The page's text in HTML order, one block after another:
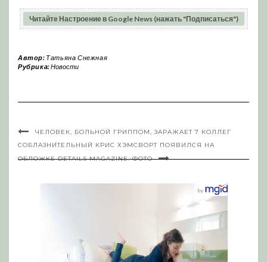
Читайте Настроение в Google News (нажать "Подписаться")
Автор: Татьяна Снежная
Рубрика:Новости
ЧЕЛОВЕК, БОЛЬНОЙ ГРИППОМ, ЗАРАЖАЕТ 7 КОЛЛЕГ
СОБЛАЗНИТЕЛЬНЫЙ КРИС ХЭМСВОРТ ПОЯВИЛСЯ НА
ОБЛОЖКЕ DETAILS MAGAZINE. ФОТО